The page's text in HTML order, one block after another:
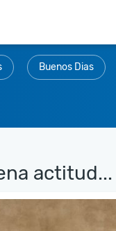
Buenos Dias
actitud...